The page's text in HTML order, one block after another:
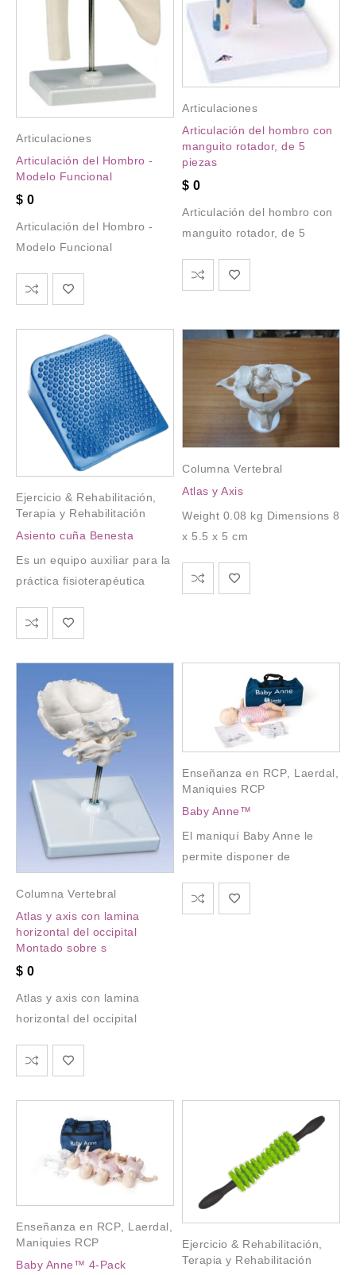
Articulaciones
Articulación del Hombro -
Modelo Funcional
$ 0
Articulación del Hombro -
Modelo Funcional
Articulaciones
Articulación del hombro con
manguito rotador, de 5
piezas
$ 0
Articulación del hombro con
manguito rotador, de 5
Ejercicio & Rehabilitación
Terapia y Rehabilitación
Asiento cuña Benesta
Es un equipo auxiliar para la
práctica fisioterapéutica
Columna Vertebral
Atlas y Axis
Weight 0.08 kg Dimensions 8
x 5.5 x 5 cm
Columna Vertebral
Atlas y axis con lamina
horizontal del occipital
Montado sobre s
$ 0
Atlas y axis con lamina
horizontal del occipital
Enseñanza en RCP Laerdal
Maniquies RCP
Baby Anne™
El maniquí Baby Anne le
permite disponer de
Enseñanza en RCP Laerdal
Maniquies RCP
Baby Anne™ 4-Pack
Ejercicio & Rehabilitación,
Terapia y Rehabilitación